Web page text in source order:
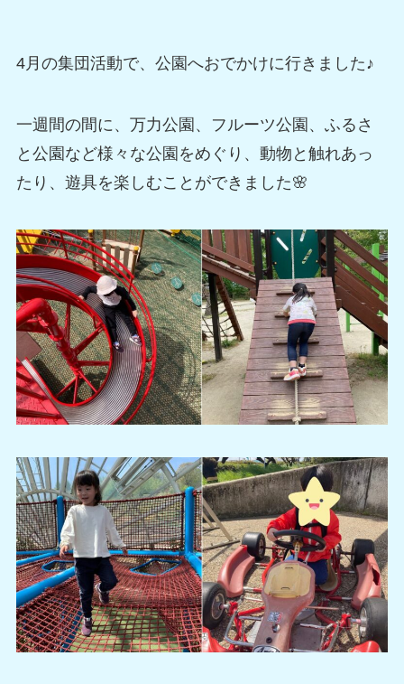
4月の集団活動で、公園へおでかけに行きました♪
一週間の間に、万力公園、フルーツ公園、ふるさ
と公園など様々な公園をめぐり、動物と触れあっ
たり、遊具を楽しむことができました🌸